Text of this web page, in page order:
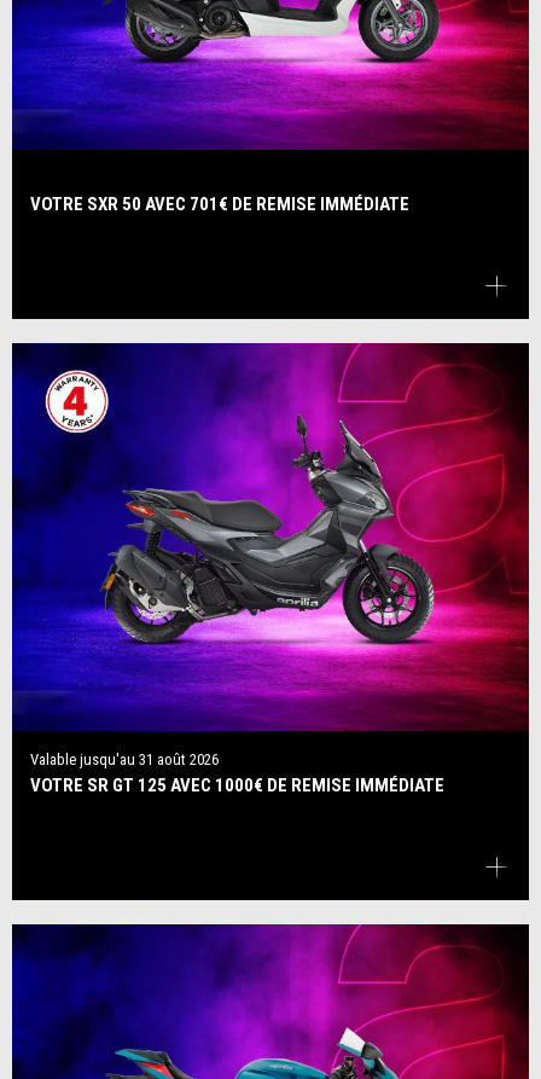
VOTRE SXR 50 AVEC 701€ DE REMISE IMMÉDIATE
Valable jusqu'au 31 août 2026
VOTRE SR GT 125 AVEC 1000€ DE REMISE IMMÉDIATE